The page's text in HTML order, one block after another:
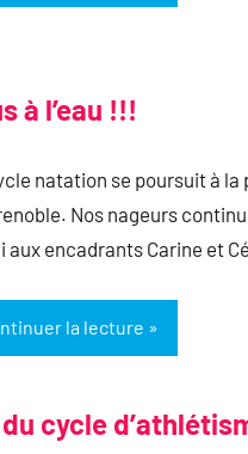
à l’eau !!!
natation se poursuit à la
Nos nageurs
aux encadrants Carine et
la lecture
cycle